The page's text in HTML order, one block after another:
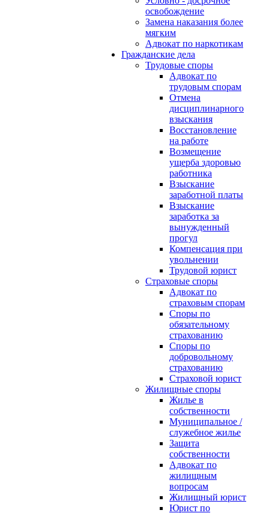
освобождение
Замена наказания более
мягким
Адвокат по наркотикам
Гражданские дела
Трудовые споры
Адвокат по
трудовым спорам
Отмена
дисциплинарного
взыскания
Восстановление
на работе
Возмещение
ущерба здоровью
работника
Взыскание
заработной платы
Взыскание
заработка за
вынужденный
прогул
Компенсация при
увольнении
Трудовой юрист
Страховые споры
Адвокат по
страховым спорам
Споры по
обязательному
страхованию
Споры по
добровольному
страхованию
Страховой юрист
Жилищные споры
Жилье в
собственности
Муниципальное /
служебное жилье
Защита
собственности
Адвокат по
жилищным
вопросам
Жилищный юрист
Юрист по